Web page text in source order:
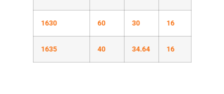
1630 60 30 16
1635 40 34.64 16